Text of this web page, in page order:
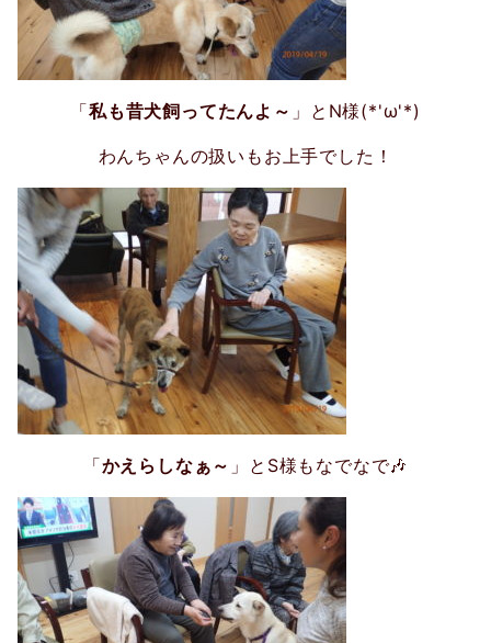
「私も昔犬飼ってたんよ～ 」とN様(*'ω'*)
わんちゃんの扱いもお上手でした！
「かえらしなぁ～ 」とS様もなでなで🎶